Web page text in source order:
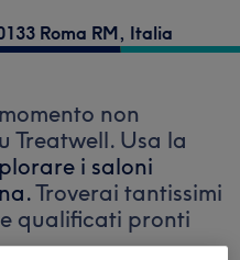
Roma RM, Italia
non
Treatwell. Usa la
i saloni
Troverai tantissimi
qualificati pronti